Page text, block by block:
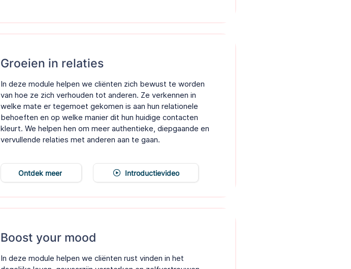
Groeien in relaties
In deze module helpen we cliënten zich bewust te worden
van hoe ze zich verhouden tot anderen. Ze verkennen in
welke mate er tegemoet gekomen is aan hun relationele
behoeften en op welke manier dit hun huidige contacten
kleurt. We helpen hen om meer authentieke, diepgaande en
vervullende relaties met anderen aan te gaan.
Ontdek meer Introductievideo
Boost your mood
In deze module helpen we cliënten rust vinden in het